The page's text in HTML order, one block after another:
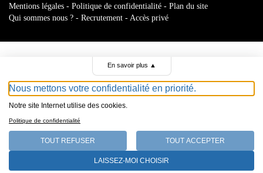
Mentions légales - Politique de confidentialité - Plan du site
Qui sommes nous ? - Recrutement - Accès privé
annonces
En savoir plus ▲
Nous mettons votre confidentialité en priorité.
Notre site Internet utilise des cookies.
Politique de confidentialité
TOUT REFUSER TOUT ACCEPTER
LAISSEZ-MOI CHOISIR